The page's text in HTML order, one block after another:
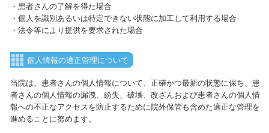
・患者さんの了解を得た場合
・個人を識別あるいは特定できない状態に加工して利用する場合
・法令等により提供を要求された場合
個人情報の適正管理について
当院は、患者さんの個人情報について、正確かつ最新の状態に保ち、患
者さんの個人情報の漏洩、紛失、破壊、改ざんおよび患者さんの個人情
報への不正なアクセスを防止するために院外保管も含めた適正な管理を
進めることに努めます。